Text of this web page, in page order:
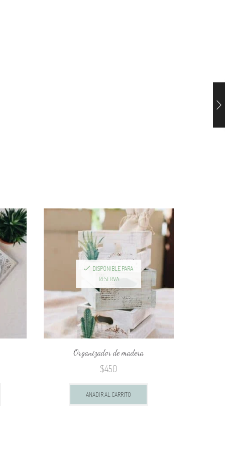
DISPONIBLE PARA
RESERVA
Organizador de madera
$450
AÑADIR AL CARRITO